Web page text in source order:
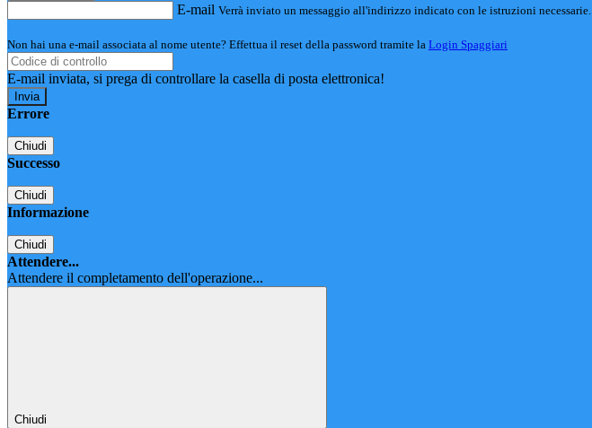
E-mail Verrà inviato un messaggio all'indirizzo indicato con le istruzioni necessarie.
Non hai una e-mail associata al nome utente? Effettua il reset della password tramite la Login Spaggiari
E-mail inviata, si prega di controllare la casella di posta elettronica!
Errore
Chiudi
Successo
Chiudi
Informazione
Chiudi
Attendere...
Attendere il completamento dell'operazione...
Chiudi